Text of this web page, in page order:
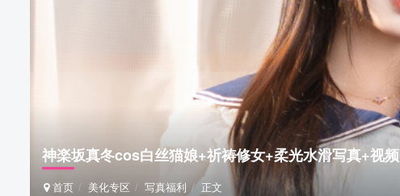
神楽坂真冬cos白丝猫娘+祈祷修女+柔光水滑写真+视频
首页 美化专区 写真福利 正文